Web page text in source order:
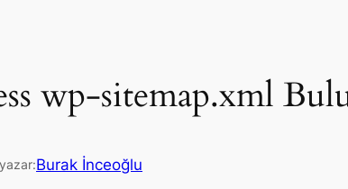
wp-sitemap.xml
yazar:Burak İnceoğlu